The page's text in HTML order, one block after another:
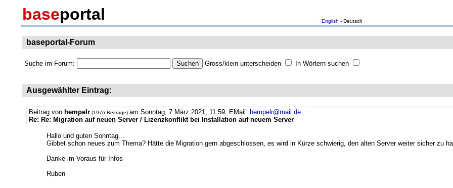
baseportal English - Deutsch
baseportal-Forum
Suche im Forum: Gross/klein unterscheiden In Wörtern suchen
Ausgewählter Eintrag:
Beitrag von hempelr (1976 Beiträge) am Sonntag, 7.März.2021, 11:59. EMail: hempelr@mail.de
Re: Re: Migration auf neuen Server / Lizenzkonflikt bei Installation auf neuem Server
Hallo und guten Sonntag...
Gibbet schon neues zum Thema? Hätte die Migration gern abgeschlossen, es wird in Kürze schwierig, den alten Server weiter sicher zu
Danke im Voraus für Infos
Ruben